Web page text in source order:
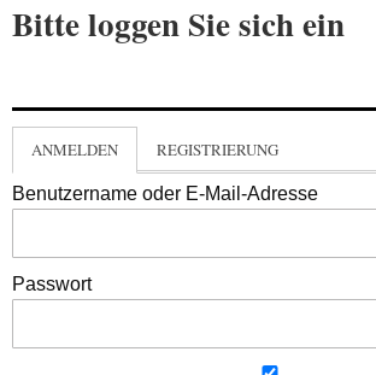
Bitte loggen Sie sich ein
ANMELDEN REGISTRIERUNG
Benutzername oder E-Mail-Adresse
Passwort